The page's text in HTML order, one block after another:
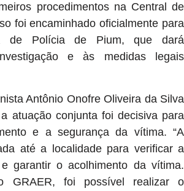
procedimentos na Central de
foi encaminhado oficialmente para
de Polícia de Pium, que dará
e às medidas legais
Antônio Onofre Oliveira da Silva
atuação conjunta foi decisiva para
e a segurança da vítima. “A
até a localidade para verificar a
garantir o acolhimento da vítima.
GRAER, foi possível realizar o